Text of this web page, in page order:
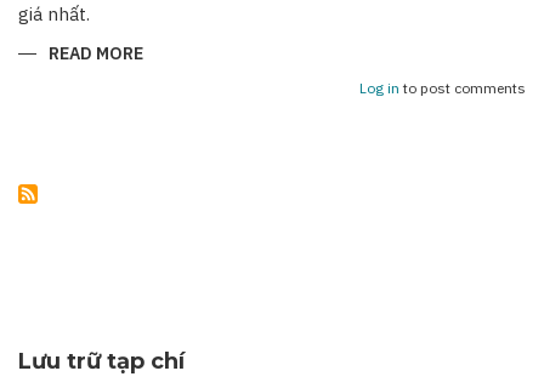
giá nhất.
READ MORE
Log in to post comments
Lưu trữ tạp chí